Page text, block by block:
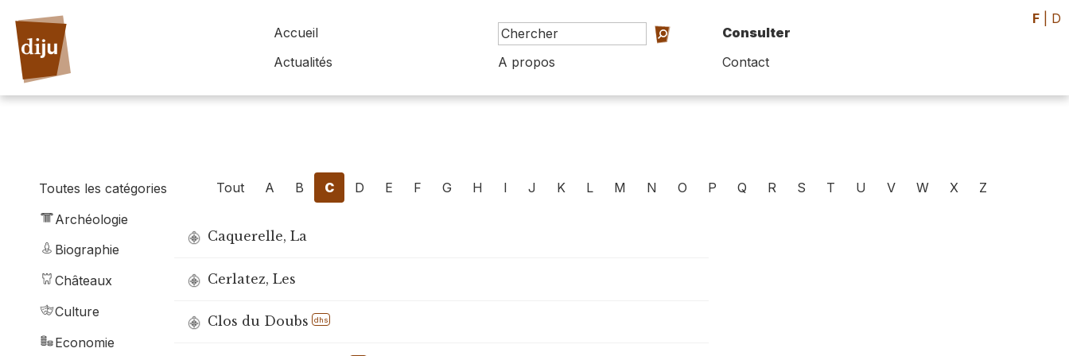
Accueil
Consulter
Actualités
A propos Contact
F D
Toutes les catégories
Archéologie
Biographie
Châteaux
Culture
Economie
Tout A B C D E F G H I J K L M N O P Q R S T U V W X Z
Caquerelle, La
Cerlatez, Les
Clos du Doubs dhs